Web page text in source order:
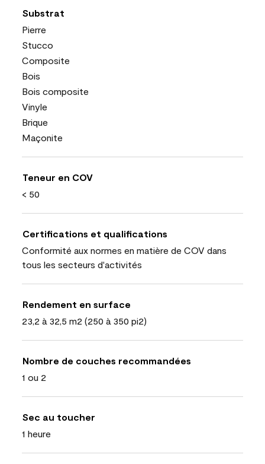
Substrat
Pierre
Stucco
Composite
Bois
Bois composite
Vinyle
Brique
Maçonite
Teneur en COV
< 50
Certifications et qualifications
Conformité aux normes en matière de COV dans
tous les secteurs d'activités
Rendement en surface
23,2 à 32,5 m2 (250 à 350 pi2)
Nombre de couches recommandées
1 ou 2
Sec au toucher
1 heure